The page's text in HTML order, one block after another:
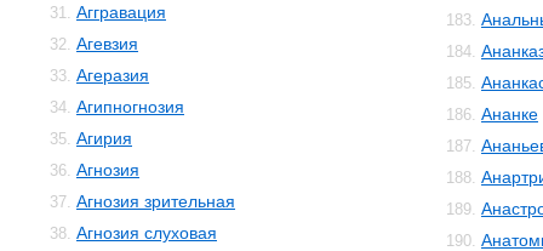
31. Аггравация
32. Агевзия
33. Агеразия
34. Агипногнозия
35. Агирия
36. Агнозия
37. Агнозия зрительная
38. Агнозия слуховая
183.
184.
185.
186. Ананке
187.
188.
189.
190.